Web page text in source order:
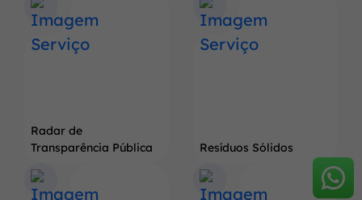
Radar de
Transparência Pública
Resíduos Sólidos